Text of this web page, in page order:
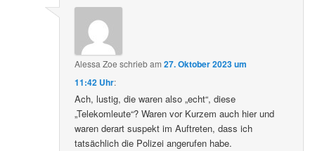
Alessa Zoe schriebam27. Oktober 2023 um
11:42 Uhr:
Ach, lustig, die waren also „echt“, diese
„Telekomleute“? Waren vor Kurzem auch hier und
waren derart suspekt im Auftreten, dass ich
tatsächlich die Polizei angerufen habe.